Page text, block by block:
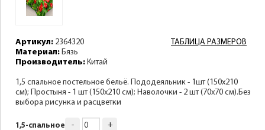
ТАБЛИЦА РАЗМЕРОВ
Артикул: 2364320
Материал: Бязь
Производитель: Китай
1,5 спальное постельное бельё. Пододеяльник - 1шт (150х210
см); Простыня - 1 шт (150х210 см); Наволочки - 2 шт (70х70 см).Без
выбора рисунка и расцветки
1,5-спальное - +